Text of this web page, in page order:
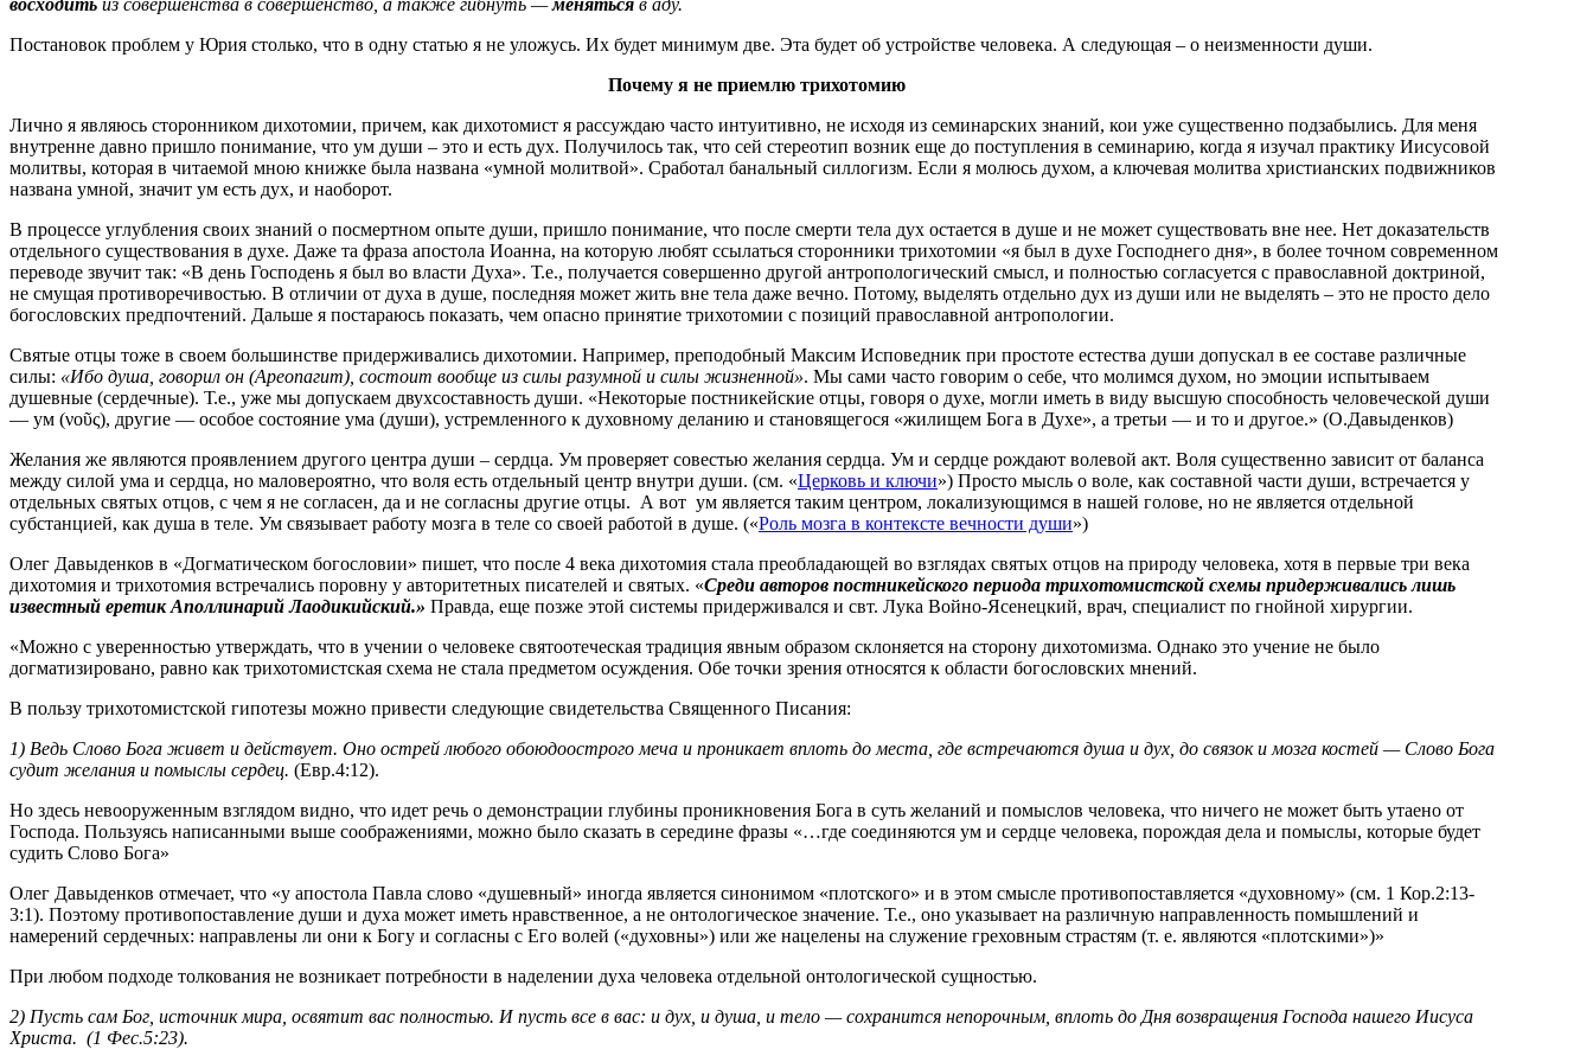
Постановок проблем у Юрия столько, что в одну статью я не уложусь. Их будет минимум две. Эта будет об устройстве человека. А следующая – о неизменности души.
Почему я не приемлю трихотомию
Лично я являюсь сторонником дихотомии, причем, как дихотомист я рассуждаю часто интуитивно, не исходя из семинарских знаний, кои уже существенно подзабылись. Для меня
внутренне давно пришло понимание, что ум души – это и есть дух. Получилось так, что сей стереотип возник еще до поступления в семинарию, когда я изучал практику Иисусовой
молитвы, которая в читаемой мною книжке была названа «умной молитвой». Сработал банальный силлогизм. Если я молюсь духом, а ключевая молитва христианских подвижников
названа умной, значит ум есть дух, и наоборот.
В процессе углубления своих знаний о посмертном опыте души, пришло понимание, что после смерти тела дух остается в душе и не может существовать вне нее. Нет доказательств
отдельного существования в духе. Даже та фраза апостола Иоанна, на которую любят ссылаться сторонники трихотомии «я был в духе Господнего дня», в более точном современном
переводе звучит так: «В день Господень я был во власти Духа». Т.е., получается совершенно другой антропологический смысл, и полностью согласуется с православной доктриной,
не смущая противоречивостью. В отличии от духа в душе, последняя может жить вне тела даже вечно. Потому, выделять отдельно дух из души или не выделять – это не просто дело
богословских предпочтений. Дальше я постараюсь показать, чем опасно принятие трихотомии с позиций православной антропологии.
Святые отцы тоже в своем большинстве придерживались дихотомии. Например, преподобный Максим Исповедник при простоте естества души допускал в ее составе различные
силы: «Ибо душа, говорил он (Ареопагит), состоит вообще из силы разумной и силы жизненной». Мы сами часто говорим о себе, что молимся духом, но эмоции испытываем
душевные (сердечные). Т.е., уже мы допускаем двухсоставность души. «Некоторые постникейские отцы, говоря о духе, могли иметь в виду высшую способность человеческой души
— ум (νοῦς), другие — особое состояние ума (души), устремленного к духовному деланию и становящегося «жилищем Бога в Духе», а третьи — и то и другое.» (О.Давыденков)
Желания же являются проявлением другого центра души – сердца. Ум проверяет совестью желания сердца. Ум и сердце рождают волевой акт. Воля существенно зависит от баланса
между силой ума и сердца, но маловероятно, что воля есть отдельный центр внутри души. (см. «Церковь и ключи») Просто мысль о воле, как составной части души, встречается у
отдельных святых отцов, с чем я не согласен, да и не согласны другие отцы. А вот ум является таким центром, локализующимся в нашей голове, но не является отдельной
субстанцией, как душа в теле. Ум связывает работу мозга в теле со своей работой в душе. («Роль мозга в контексте вечности души»)
Олег Давыденков в «Догматическом богословии» пишет, что после 4 века дихотомия стала преобладающей во взглядах святых отцов на природу человека, хотя в первые три века
дихотомия и трихотомия встречались поровну у авторитетных писателей и святых. «Среди авторов постникейского периода трихотомистской схемы придерживались лишь
известный еретик Аполлинарий Лаодикийский.» Правда, еще позже этой системы придерживался и свт. Лука Войно-Ясенецкий, врач, специалист по гнойной хирургии.
«Можно с уверенностью утверждать, что в учении о человеке святоотеческая традиция явным образом склоняется на сторону дихотомизма. Однако это учение не было
догматизировано, равно как трихотомистская схема не стала предметом осуждения. Обе точки зрения относятся к области богословских мнений.
В пользу трихотомистской гипотезы можно привести следующие свидетельства Священного Писания:
1) Ведь Слово Бога живет и действует. Оно острей любого обоюдоострого меча и проникает вплоть до места, где встречаются душа и дух, до связок и мозга костей — Слово Бога
судит желания и помыслы сердец. (Евр.4:12).
Но здесь невооруженным взглядом видно, что идет речь о демонстрации глубины проникновения Бога в суть желаний и помыслов человека, что ничего не может быть утаено от
Господа. Пользуясь написанными выше соображениями, можно было сказать в середине фразы «…где соединяются ум и сердце человека, порождая дела и помыслы, которые будет
судить Слово Бога»
Олег Давыденков отмечает, что «у апостола Павла слово «душевный» иногда является синонимом «плотского» и в этом смысле противопоставляется «духовному» (см. 1 Кор.2:13-
3:1). Поэтому противопоставление души и духа может иметь нравственное, а не онтологическое значение. Т.е., оно указывает на различную направленность помышлений и
намерений сердечных: направлены ли они к Богу и согласны с Его волей («духовны») или же нацелены на служение греховным страстям (т. е. являются «плотскими»)»
При любом подходе толкования не возникает потребности в наделении духа человека отдельной онтологической сущностью.
2) Пусть сам Бог, источник мира, освятит вас полностью. И пусть все в вас: и дух, и душа, и тело — сохранится непорочным, вплоть до Дня возвращения Господа нашего Иисуса
Христа. (1 Фес.5:23).